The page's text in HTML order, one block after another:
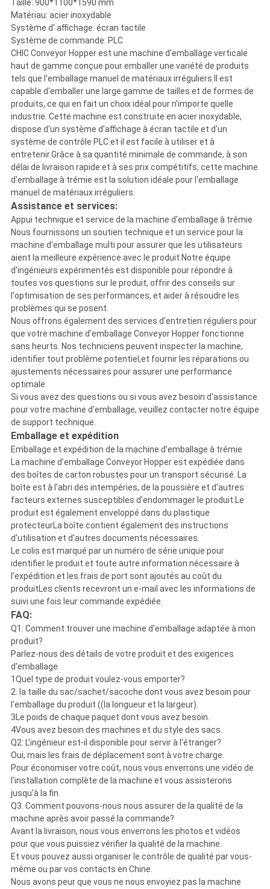
Taille: 900*1100*1590 mm
Matériau: acier inoxydable
Système d' affichage: écran tactile
Système de commande: PLC
CHIC Conveyor Hopper est une machine d'emballage verticale
haut de gamme conçue pour emballer une variété de produits
tels que l'emballage manuel de matériaux irréguliers.Il est
capable d'emballer une large gamme de tailles et de formes de
produits, ce qui en fait un choix idéal pour n'importe quelle
industrie. Cette machine est construite en acier inoxydable,
dispose d'un système d'affichage à écran tactile et d'un
système de contrôle PLC.et il est facile à utiliser et à
entretenir.Grâce à sa quantité minimale de commande, à son
délai de livraison rapide et à ses prix compétitifs, cette machine
d'emballage à trémie est la solution idéale pour l'emballage
manuel de matériaux irréguliers.
Assistance et services:
Appui technique et service de la machine d'emballage à trémie
Nous fournissons un soutien technique et un service pour la
machine d'emballage multi pour assurer que les utilisateurs
aient la meilleure expérience avec le produit.Notre équipe
d'ingénieurs expérimentés est disponible pour répondre à
toutes vos questions sur le produit, offrir des conseils sur
l'optimisation de ses performances, et aider à résoudre les
problèmes qui se posent.
Nous offrons également des services d'entretien réguliers pour
que votre machine d'emballage Conveyor Hopper fonctionne
sans heurts. Nos techniciens peuvent inspecter la machine,
identifier tout problème potentiel,et fournir les réparations ou
ajustements nécessaires pour assurer une performance
optimale.
Si vous avez des questions ou si vous avez besoin d'assistance
pour votre machine d'emballage, veuillez contacter notre équipe
de support technique.
Emballage et expédition
Emballage et expédition de la machine d'emballage à trémie
La machine d'emballage Conveyor Hopper est expédiée dans
des boîtes de carton robustes pour un transport sécurisé. La
boîte est à l'abri des intempéries, de la poussière et d'autres
facteurs externes susceptibles d'endommager le produit.Le
produit est également enveloppé dans du plastique
protecteurLa boîte contient également des instructions
d'utilisation et d'autres documents nécessaires.
Le colis est marqué par un numéro de série unique pour
identifier le produit et toute autre information nécessaire à
l'expédition.et les frais de port sont ajoutés au coût du
produitLes clients recevront un e-mail avec les informations de
suivi une fois leur commande expédiée.
FAQ:
Q1: Comment trouver une machine d'emballage adaptée à mon
produit?
Parlez-nous des détails de votre produit et des exigences
d'emballage.
1Quel type de produit voulez-vous emporter?
2. la taille du sac/sachet/sacoche dont vous avez besoin pour
l'emballage du produit ((la longueur et la largeur).
3Le poids de chaque paquet dont vous avez besoin.
4Vous avez besoin des machines et du style des sacs.
Q2: L'ingénieur est-il disponible pour servir à l'étranger?
Oui, mais les frais de déplacement sont à votre charge.
Pour économiser votre coût, nous vous enverrons une vidéo de
l'installation complète de la machine et vous assisterons
jusqu'à la fin.
Q3. Comment pouvons-nous nous assurer de la qualité de la
machine après avoir passé la commande?
Avant la livraison, nous vous enverrons les photos et vidéos
pour que vous puissiez vérifier la qualité de la machine.
Et vous pouvez aussi organiser le contrôle de qualité par vous-
même ou par vos contacts en Chine.
Nous avons peur que vous ne nous envoyiez pas la machine